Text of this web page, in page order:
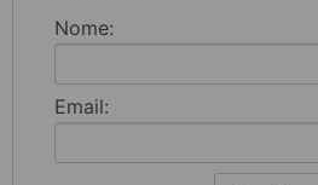
Nome:
Email: